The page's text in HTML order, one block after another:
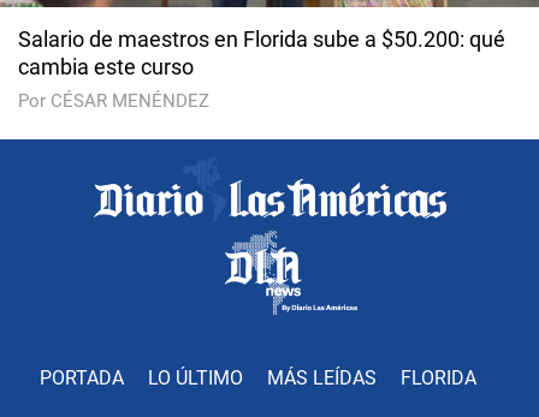
Salario de maestros en Florida sube a $50.200: qué
cambia este curso
Por CÉSAR MENÉNDEZ
PORTADA LO ÚLTIMO MÁS LEÍDAS FLORIDA